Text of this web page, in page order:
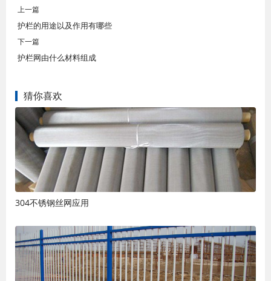
上一篇
护栏的用途以及作用有哪些
下一篇
护栏网由什么材料组成
猜你喜欢
304不锈钢丝网应用